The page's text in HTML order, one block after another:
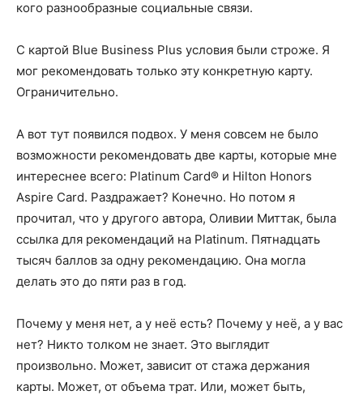
кого разнообразные социальные связи.
С картой Blue Business Plus условия были строже. Я
мог рекомендовать только эту конкретную карту.
Ограничительно.
А вот тут появился подвох. У меня совсем не было
возможности рекомендовать две карты, которые мне
интереснее всего: Platinum Card® и Hilton Honors
Aspire Card. Раздражает? Конечно. Но потом я
прочитал, что у другого автора, Оливии Миттак, была
ссылка для рекомендаций на Platinum. Пятнадцать
тысяч баллов за одну рекомендацию. Она могла
делать это до пяти раз в год.
Почему у меня нет, а у неё есть? Почему у неё, а у вас
нет? Никто толком не знает. Это выглядит
произвольно. Может, зависит от стажа держания
карты. Может, от объема трат. Или, может быть,